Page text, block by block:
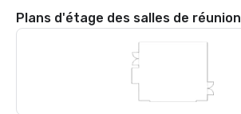
Plans d'étage des salles de réunion